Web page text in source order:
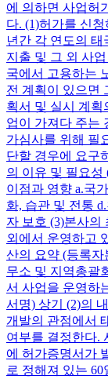
에 의하면 사업허
다. (1)허가를 신
년간 각 연도의
지출 및 그 외 사
국에서 고용하는
전 계획이 있으면
획서 및 실시 계획
업이 가져다 주는
가심사를 위해 필
단할 경우에 요구
의 이유 및 필요성
이점과 영향 a.국
화, 습관 및 전통
자 보호 (3)본사의
외에서 운영하고
산의 요약 (등록자
무소 및 지역총괄
서 사업을 운영하
서명) 상기 (2)의
개발의 관점에서
여부를 결정한다.
에 허가증명서가
로 정해져 있는